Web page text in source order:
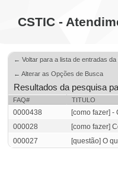
CSTIC -
← Voltar para a lista de entradas da
← Alterar as Opções de Busca
Resultados da pesquisa
FAQ#
TITULO
0000438 [como fazer]
000028
[como fazer]
000027
[questão] O